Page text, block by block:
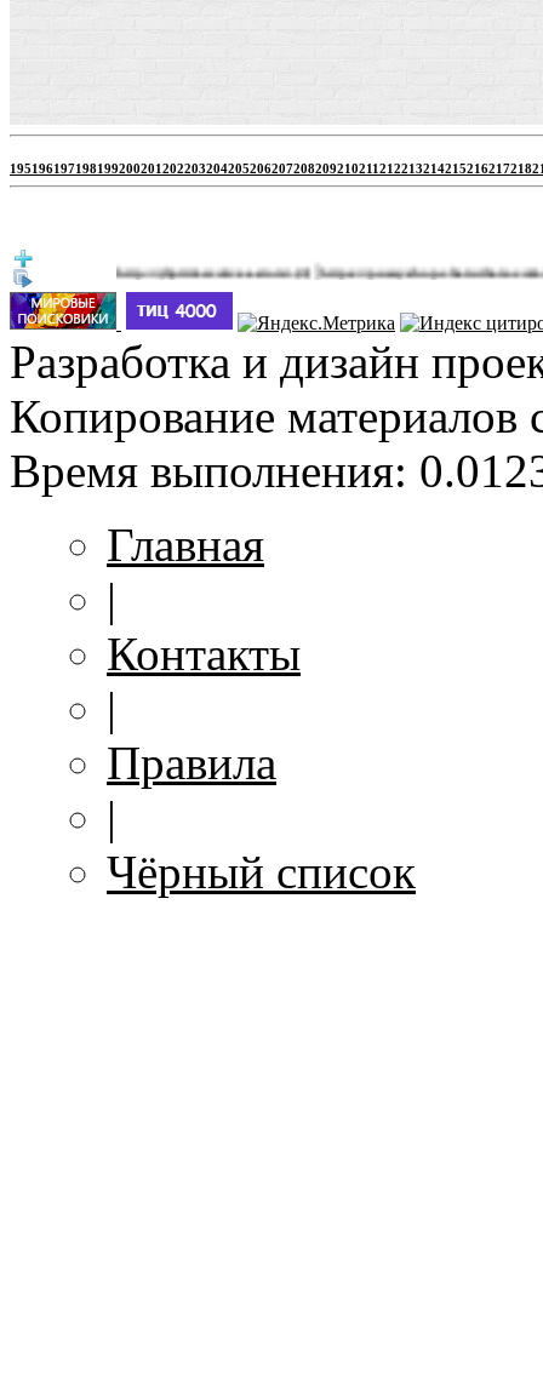
195196197198199200201202203204205206207208209210211212213214215216217218
http://jbprimecurves.store/(3)|https://pussyshop.chaturbate.com/male-
Разработка и дизайн
Копирование материалов
Время выполнения:
Главная
|
Контакты
|
Правила
|
Чёрный список